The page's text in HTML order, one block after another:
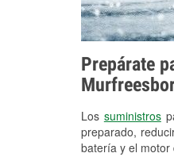
Prepárate
Los suministros
preparado,
batería y el motor